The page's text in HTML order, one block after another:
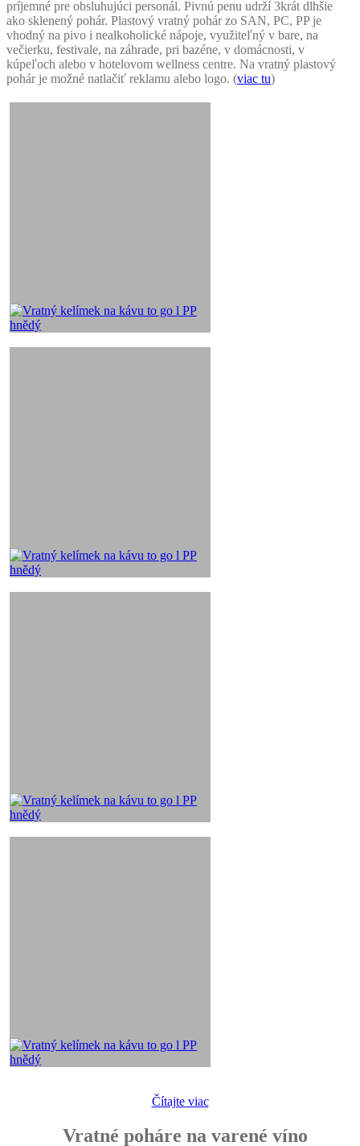
príjemné pre obsluhujúci personál. Pivnú penu udrží 3krát dlhšie
ako sklenený pohár. Plastový vratný pohár zo SAN, PC, PP je
vhodný na pivo i nealkoholické nápoje, využiteľný v bare, na
večierku, festivale, na záhrade, pri bazéne, v domácnosti, v
kúpeľoch alebo v hotelovom wellness centre. Na vratný plastový
pohár je možné natlačiť reklamu alebo logo. (viac tu)
Čítajte viac
Vratné poháre na varené víno